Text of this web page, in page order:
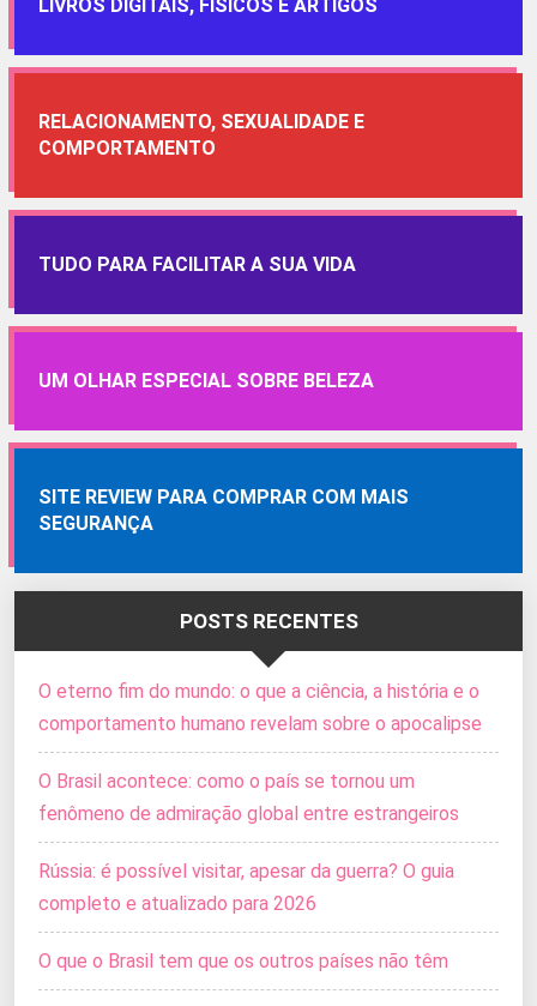
LIVROS DIGITAIS, FÍSICOS E ARTIGOS
RELACIONAMENTO, SEXUALIDADE E
COMPORTAMENTO
TUDO PARA FACILITAR A SUA VIDA
UM OLHAR ESPECIAL SOBRE BELEZA
SITE REVIEW PARA COMPRAR COM MAIS
SEGURANÇA
POSTS RECENTES
O eterno fim do mundo: o que a ciência, a história e o
comportamento humano revelam sobre o apocalipse
O Brasil acontece: como o país se tornou um
fenômeno de admiração global entre estrangeiros
Rússia: é possível visitar, apesar da guerra? O guia
completo e atualizado para 2026
O que o Brasil tem que os outros países não têm